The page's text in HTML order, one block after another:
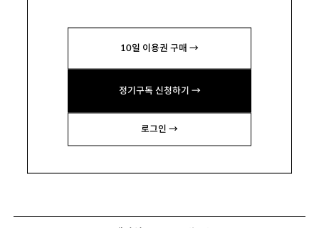
10일 이용권 구매 →
정기구독 신청하기 →
로그인 →